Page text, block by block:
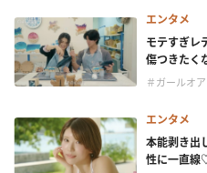
エンタメ
モテすぎレ
傷つきたく
＃ガールオ
エンタメ
本能剥き出
性に一直